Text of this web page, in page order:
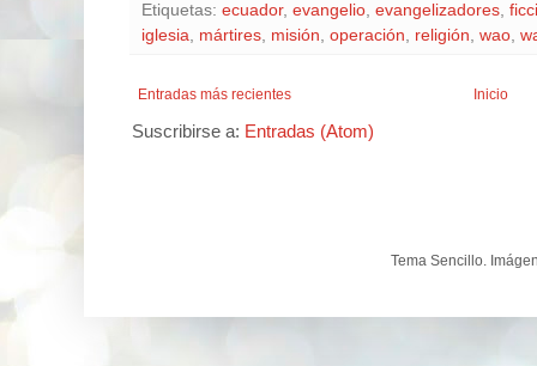
Etiquetas: ecuador, evangelio, evangelizadores,
iglesia, mártires, misión, operación, religión, wao,
Entradas más recientes Inicio
Suscribirse a: Entradas (Atom)
Tema Sencillo.